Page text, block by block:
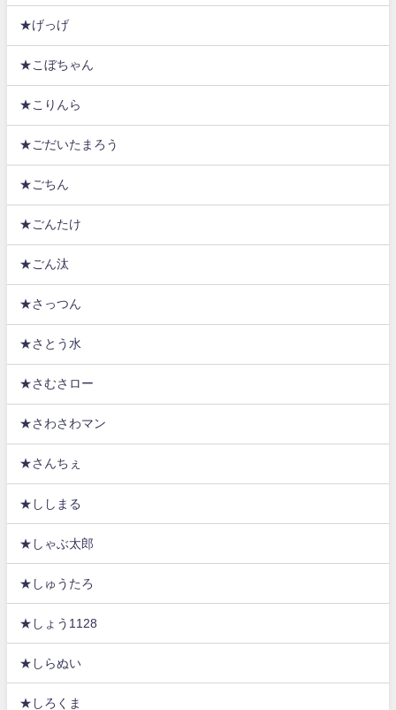
★げっげ
★こぼちゃん
★こりんら
★ごだいたまろう
★ごちん
★ごんたけ
★ごん汰
★さっつん
★さとう水
★さむさロー
★さわさわマン
★さんちぇ
★ししまる
★しゃぶ太郎
★しゅうたろ
★しょう1128
★しらぬい
★しろくま